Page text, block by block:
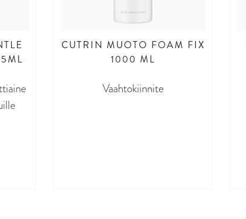
CUTRIN MUOTO FOAM FIX
1000 ML
Vaahtokiinnite